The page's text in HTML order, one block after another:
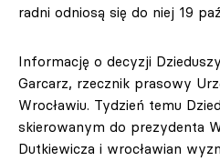
radni odniosą się do niej 19
Informację o decyzji
Garcarz, rzecznik prasowy
Wrocławiu. Tydzień temu
skierowanym do prezydenta
Dutkiewicza i wrocławian